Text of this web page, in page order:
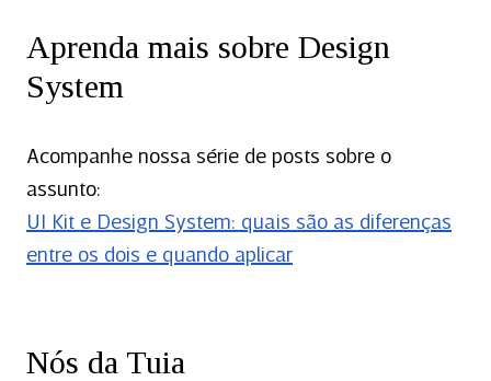
Aprenda mais sobre Design
System
Acompanhe nossa série de posts sobre o
assunto:
UI Kit e Design System: quais são as diferenças
entre os dois e quando aplicar
Nós da Tuia